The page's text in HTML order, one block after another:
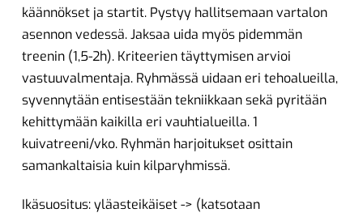
käännökset ja startit. Pystyy hallitsemaan vartalon
asennon vedessä. Jaksaa uida myös pidemmän
treenin (1,5-2h). Kriteerien täyttymisen arvioi
vastuuvalmentaja. Ryhmässä uidaan eri tehoalueilla,
syvennytään entisestään tekniikkaan sekä pyritään
kehittymään kaikilla eri vauhtialueilla. 1
kuivatreeni/vko. Ryhmän harjoitukset osittain
samankaltaisia kuin kilparyhmissä.
Ikäsuositus: yläasteikäiset -> (katsotaan